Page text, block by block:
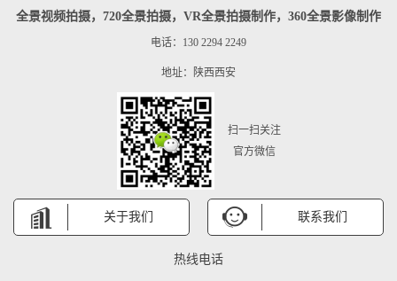
全景视频拍摄，720全景拍摄，VR全景拍摄制作，360全景影像制作
电话：130 2294 2249
地址：陕西西安
扫一扫关注
官方微信
关于我们 联系我们
热线电话